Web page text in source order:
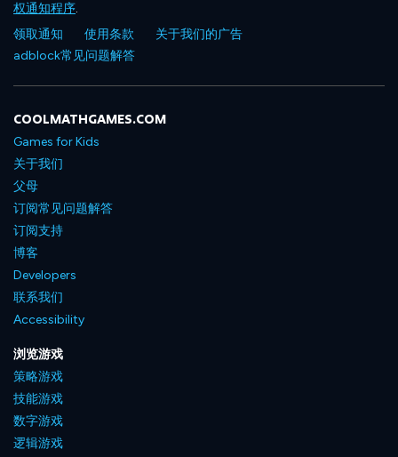
权通知程序.
领取通知
使用条款
关于我们的广告
adblock常见问题解答
COOLMATHGAMES.COM
Games for Kids
关于我们
父母
订阅常见问题解答
订阅支持
博客
Developers
联系我们
Accessibility
浏览游戏
策略游戏
技能游戏
数字游戏
逻辑游戏